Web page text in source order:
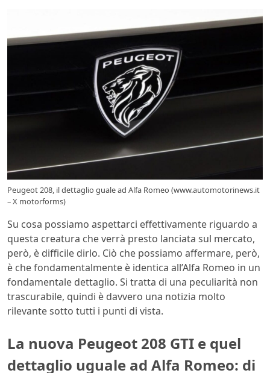
Peugeot 208, il dettaglio guale ad Alfa Romeo (www.automotorinews.it
– X motorforms)
Su cosa possiamo aspettarci effettivamente riguardo a
questa creatura che verrà presto lanciata sul mercato,
però, è difficile dirlo. Ciò che possiamo affermare, però,
è che fondamentalmente è identica all’Alfa Romeo in un
fondamentale dettaglio. Si tratta di una peculiarità non
trascurabile, quindi è davvero una notizia molto
rilevante sotto tutti i punti di vista.
La nuova Peugeot 208 GTI e quel
dettaglio uguale ad Alfa Romeo: di